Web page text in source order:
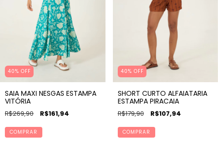
40% OFF
SAIA MAXI NESGAS ESTAMPA
VITÓRIA
R$269,90 R$161,94
COMPRAR
40% OFF
SHORT CURTO ALFAIATARIA
ESTAMPA PIRACAIA
R$179,90 R$107,94
COMPRAR